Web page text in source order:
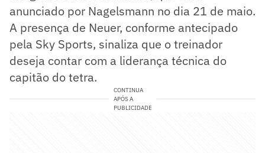
anunciado por Nagelsmann no dia 21 de maio.
A presença de Neuer, conforme antecipado
pela Sky Sports, sinaliza que o treinador
deseja contar com a liderança técnica do
capitão do tetra.
CONTINUA
APÓS A
PUBLICIDADE